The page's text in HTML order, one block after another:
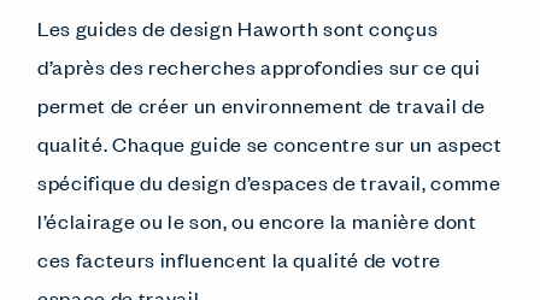
Les guides de design Haworth sont conçus
d’après des recherches approfondies sur ce qui
permet de créer un environnement de travail de
qualité. Chaque guide se concentre sur un aspect
spécifique du design d’espaces de travail, comme
l’éclairage ou le son, ou encore la manière dont
ces facteurs influencent la qualité de votre